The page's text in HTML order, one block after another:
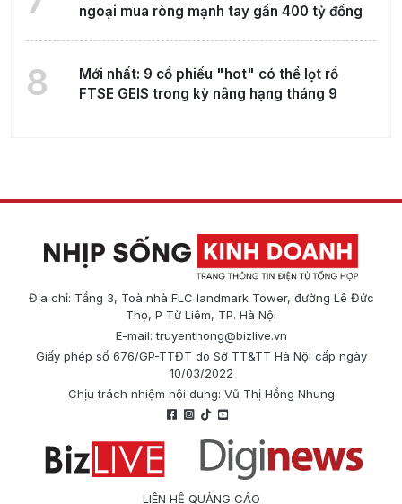
ngoại mua ròng mạnh tay gần 400 tỷ đồng
8
Mới nhất: 9 cổ phiếu "hot" có thể lọt rổ
FTSE GEIS trong kỳ nâng hạng tháng 9
Địa chỉ: Tầng 3, Toà nhà FLC landmark Tower, đường Lê Đức
Thọ, P Từ Liêm, TP. Hà Nội
E-mail:truyenthong@bizlive.vn
Giấy phép số 676/GP-TTĐT do Sở TT&TT Hà Nội cấp ngày
10/03/2022
Chịu trách nhiệm nội dung: Vũ Thị Hồng Nhung
LIÊN HỆ QUẢNG CÁO